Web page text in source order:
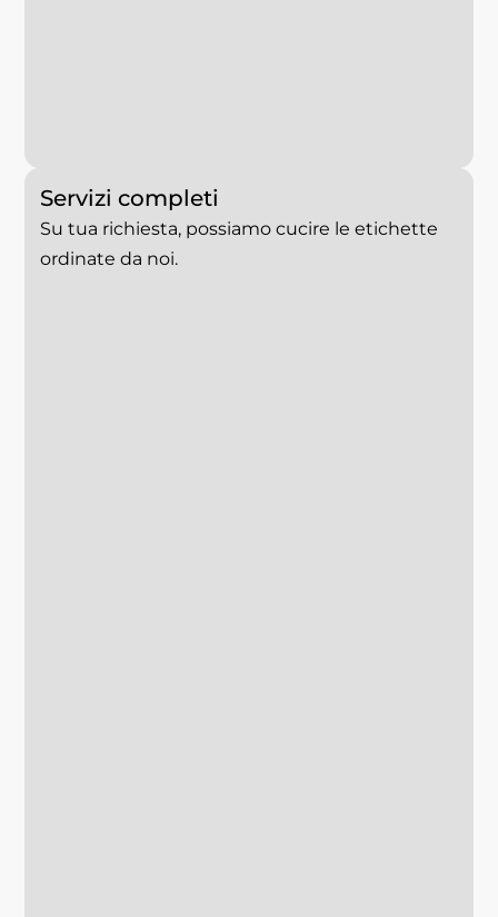
Servizi completi
Su tua richiesta, possiamo cucire le etichette
ordinate da noi.